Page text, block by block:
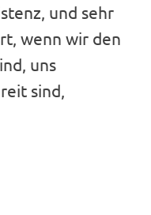
und sehr
wenn wir den
uns
sind,